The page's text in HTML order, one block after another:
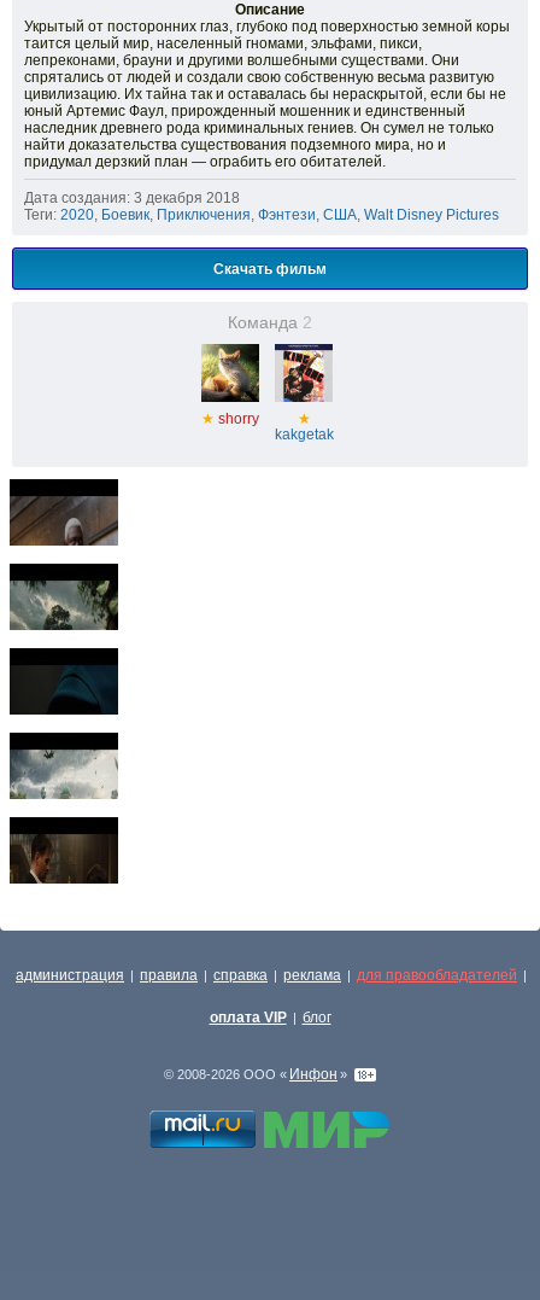
Описание
Укрытый от посторонних глаз, глубоко под поверхностью земной коры
таится целый мир, населенный гномами, эльфами, пикси,
лепреконами, брауни и другими волшебными существами. Они
спрятались от людей и создали свою собственную весьма развитую
цивилизацию. Их тайна так и оставалась бы нераскрытой, если бы не
юный Артемис Фаул, прирожденный мошенник и единственный
наследник древнего рода криминальных гениев. Он сумел не только
найти доказательства существования подземного мира, но и
придумал дерзкий план — ограбить его обитателей.
Дата создания: 3 декабря 2018
Теги: 2020, Боевик, Приключения, Фэнтези, США, Walt Disney Pictures
Скачать фильм
Команда 2
★ shorry
★
kakgetak
администрация | правила | справка | реклама | для правообладателей |
оплата VIP | блог
© 2008-2026 ООО « Инфон »